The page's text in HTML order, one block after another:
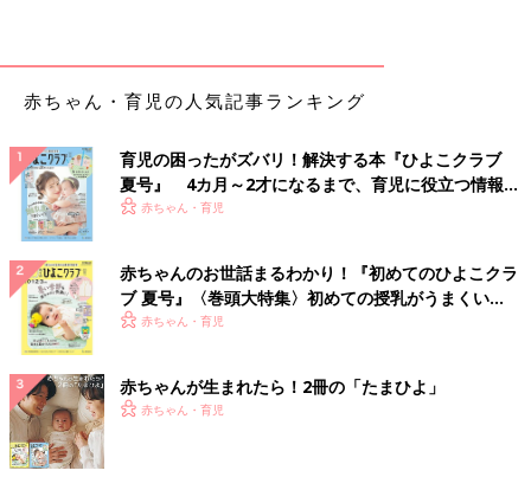
赤ちゃん・育児の人気記事ランキング
育児の困ったがズバリ！解決する本『ひよこクラブ
夏号』 4カ月～2才になるまで、育児に役立つ情報が
いっぱい！
赤ちゃん・育児
赤ちゃんのお世話まるわかり！『初めてのひよこクラ
ブ 夏号』〈巻頭大特集〉初めての授乳がうまくい
く！ おっぱい・ミルクの基本と夏のトラブル 解決テ
赤ちゃん・育児
赤ちゃんが生まれたら！2冊の「たまひよ」
赤ちゃん・育児